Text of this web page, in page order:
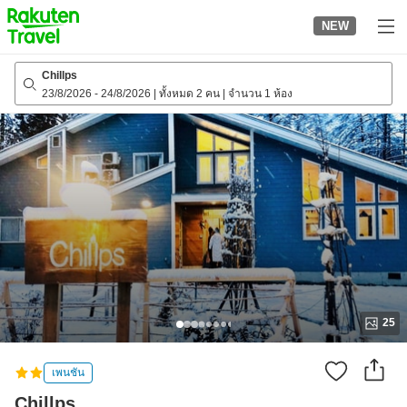
to
top
page
NEW
Chillps
23/8/2026 - 24/8/2026 ทั้งหมด 2 คน จำนวน 1 ห้อง
25
เพนชัน